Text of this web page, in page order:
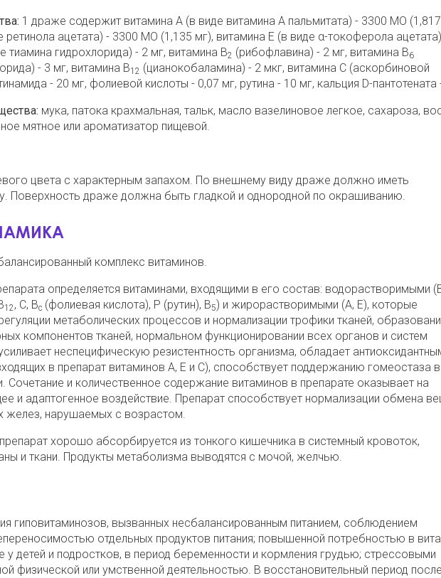
1 драже содержит витамина А (в виде витамина А пальмитата) - 3300 МО
ретинола ацетата) - 3300 МО (1,135 мг), витамина Е (в виде α-токоферола
тиамина гидрохлорида) - 2 мг, витамина В2 (рибофлавина) - 2 мг, витамина В6
- 3 мг, витамина В12 (цианокобаламина) - 2 мкг, витамина С (аскорбиновой
- 20 мг, фолиевой кислоты - 0,07 мг, рутина - 10 мг, кальция D-пантотената
мука, патока крахмальная, тальк, масло вазелиновое легкое, сахароза,
мятное или ароматизатор пищевой.
цвета с характерным запахом. По внешнему виду драже должно иметь
Поверхность драже должна быть гладкой и однородной по окрашиванию.
комплекс витаминов.
определяется витаминами, входящими в его состав: водорастворимыми
12, С, Вс (фолиевая кислота), Р (рутин), В5) и жирорастворимыми (А, Е), которые
метаболических процессов и нормализации трофики тканей,
компонентов тканей, нормальном функционировании всех органов и систем
неспецифическую резистентность организма, обладает
в препарат витаминов А, Е и С), способствует поддержанию гомеостаза в
Сочетание и количественное содержание витаминов в препарате оказывает на
и адаптогенное воздействие. Препарат способствует нормализации обмена
желез, нарушаемых с возрастом.
хорошо абсорбируется из тонкого кишечника в системный кровоток,
и ткани. Продукты метаболизма выводятся с мочой, желчью.
гиповитаминозов, вызванных несбалансированным питанием, соблюдением
отдельных продуктов питания; повышенной потребностью в
у детей и подростков, в период беременности и кормления грудью; стрессовыми
физической или умственной деятельностью. В восстановительный период после